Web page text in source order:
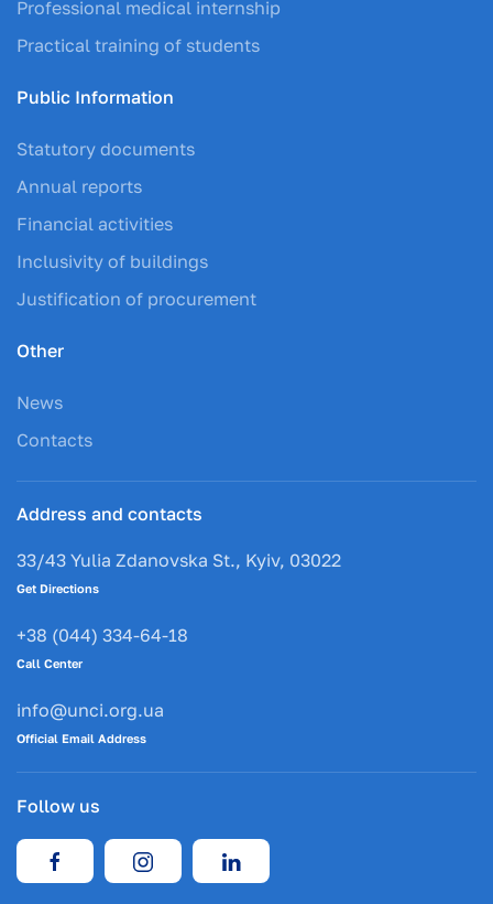
Professional medical internship
Practical training of students
Public Information
Statutory documents
Annual reports
Financial activities
Inclusivity of buildings
Justification of procurement
Other
News
Contacts
Address and contacts
33/43 Yulia Zdanovska St., Kyiv, 03022
Get Directions
+38 (044) 334-64-18
Call Center
info@unci.org.ua
Official Email Address
Follow us